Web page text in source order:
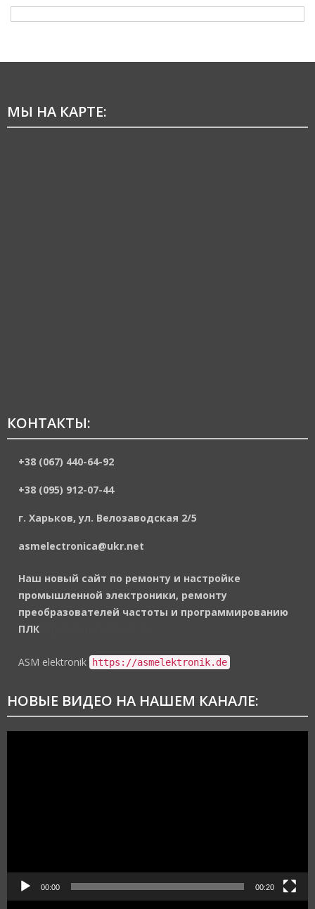
МЫ НА КАРТЕ:
КОНТАКТЫ:
+38 (067) 440-64-92
+38 (095) 912-07-44
г. Харьков, ул. Велозаводская 2/5
asmelectronica@ukr.net
Наш новый сайт по ремонту и настройке
промышленной электроники, ремонту
преобразователей частоты и программированию
ПЛК
ASM elektronik https://asmelektronik.de
НОВЫЕ ВИДЕО НА НАШЕМ КАНАЛЕ:
00:00 00:20